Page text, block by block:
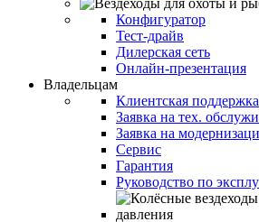
Конфигуратор
Тест-драйв
Дилерская сеть
Онлайн-презентация
Владельцам
Клиентская поддержка
Заявка на тех.
Заявка на
Сервис
Гарантия
Руководство по